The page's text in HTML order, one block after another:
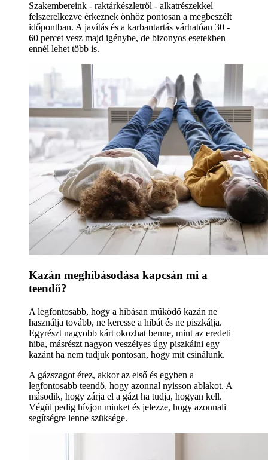
Szakembereink - raktárkészletről - alkatrészekkel
felszerelkezve érkeznek önhöz pontosan a megbeszélt
időpontban. A javítás és a karbantartás várhatóan 30 -
60 percet vesz majd igénybe, de bizonyos esetekben
ennél lehet több is.
Kazán meghibásodása kapcsán mi a
teendő?
A legfontosabb, hogy a hibásan működő kazán ne
használja tovább, ne keresse a hibát és ne piszkálja.
Egyrészt nagyobb kárt okozhat benne, mint az eredeti
hiba, másrészt nagyon veszélyes úgy piszkálni egy
kazánt ha nem tudjuk pontosan, hogy mit csinálunk.
A gázszagot érez, akkor az első és egyben a
legfontosabb teendő, hogy azonnal nyisson ablakot. A
második, hogy zárja el a gázt ha tudja, hogyan kell.
Végül pedig hívjon minket és jelezze, hogy azonnali
segítségre lenne szüksége.